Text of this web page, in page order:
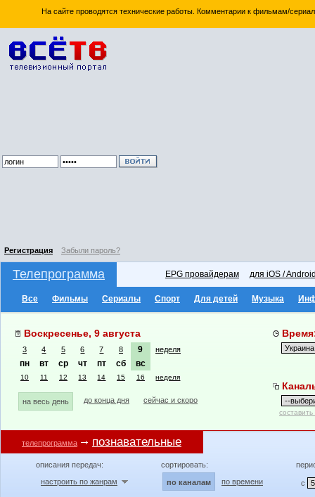
На сайте проводятся технические работы. Комментарии к фильмам/
Регистрация Забыли пароль?
Телепрограмма EPG провайдерам для iOS /
Все Фильмы Сериалы Спорт Для детей Музыка
Воскресенье, 9 августа
3 4 5 6 7 8 9 неделя
пн вт ср чт пт сб вс
10 11 12 13 14 15 16 неделя
на весь день до конца дня сейчас и скоро
телепрограмма познавательные
описания передач:
настроить по жанрам
сортировать:
по каналам по времени с